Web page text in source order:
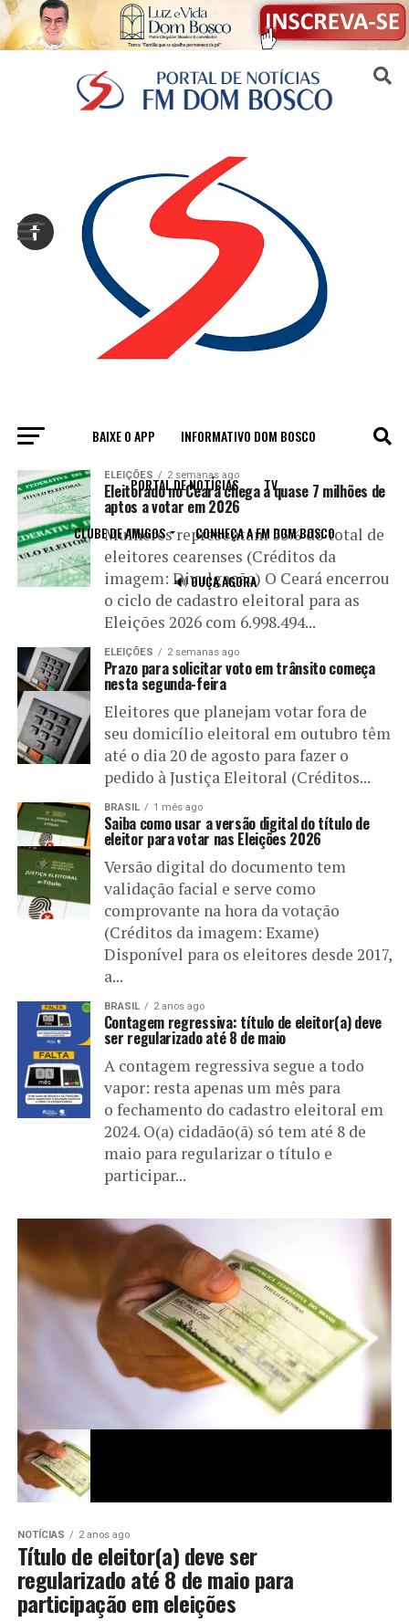
BAIXE O APP INFORMATIVO DOM BOSCO
PORTAL DE NOTÍCIAS TV
CLUBE DE AMIGOS CONHEÇA A FM DOM BOSCO
🔊 OUÇA AGORA
All posts tagged "título de eleitor"
ELEIÇÕES 2 semanas ago
Eleitorado no Ceará chega a quase 7 milhões de
aptos a votar em 2026
Mulheres representam 53% do total de
eleitores cearenses (Créditos da
imagem: Divulgação) O Ceará encerrou
o ciclo de cadastro eleitoral para as
Eleições 2026 com 6.998.494...
ELEIÇÕES 2 semanas ago
Prazo para solicitar voto em trânsito começa
nesta segunda-feira
Eleitores que planejam votar fora de
seu domicílio eleitoral em outubro têm
até o dia 20 de agosto para fazer o
pedido à Justiça Eleitoral (Créditos...
BRASIL 1 mês ago
Saiba como usar a versão digital do título de
eleitor para votar nas Eleições 2026
Versão digital do documento tem
validação facial e serve como
comprovante na hora da votação
(Créditos da imagem: Exame)
Disponível para os eleitores desde 2017,
a...
BRASIL 2 anos ago
Contagem regressiva: título de eleitor(a) deve
ser regularizado até 8 de maio
A contagem regressiva segue a todo
vapor: resta apenas um mês para
o fechamento do cadastro eleitoral em
2024. O(a) cidadão(ã) só tem até 8 de
maio para regularizar o título e
participar...
NOTÍCIAS 2 anos ago
Título de eleitor(a) deve ser
regularizado até 8 de maio para
participação em eleições
Sair da versão mobile